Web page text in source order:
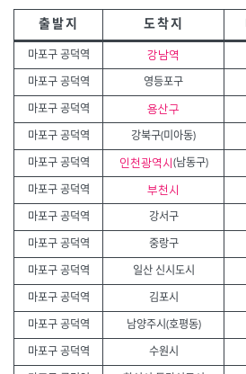
출발지 도착지
마포구 공덕역 강남역
마포구 공덕역 영등포구
마포구 공덕역 용산구
마포구 공덕역 강북구(미아동)
마포구 공덕역 인천광역시 (남동구)
마포구 공덕역 부천시
마포구 공덕역 강서구
마포구 공덕역 중랑구
마포구 공덕역 일산 신시도시
마포구 공덕역 김포시
마포구 공덕역 남양주시(호평동)
마포구 공덕역 수원시